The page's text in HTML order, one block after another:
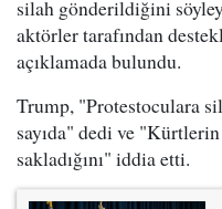
silah gönderildiğini
aktörler tarafından
açıklamada bulundu.
Trump, "Protestoculara
sayıda" dedi ve
sakladığını" iddia etti.